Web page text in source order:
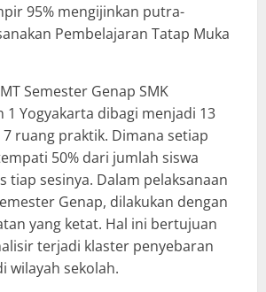
95% mengijinkan putra-
Pembelajaran Tatap Muka
Semester Genap SMK
1 Yogyakarta dibagi menjadi 13
ruang praktik. Dimana setiap
50% dari jumlah siswa
tiap sesinya. Dalam pelaksanaan
Genap, dilakukan dengan
yang ketat. Hal ini bertujuan
terjadi klaster penyebaran
wilayah sekolah.